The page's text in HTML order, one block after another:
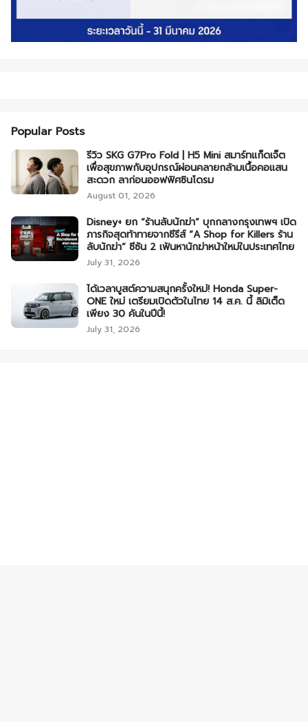
Popular Posts
รีวิว SKG G7Pro Fold | H5 Mini สมาร์ทแก็ดเจ็ต
เพื่อสุขภาพกับอุปกรณ์ผ่อนคลายกล้ามเนื้อคอแสน
สะดวก ลาก่อนออฟฟิศซินโดรม
August 01, 2026
Disney+ ยก “ร้านลับนักฆ่า” บุกกลางกรุงเทพฯ เปิด
ภารกิจสุดท้าทายจากซีรีส์ “A Shop for Killers ร้าน
ลับนักฆ่า” ซีซัน 2 เฟ้นหานักฆ่าหน้าใหม่ในประเทศไทย
July 31, 2026
ได้เวลาบูสต์ความสนุกครั้งใหม่! Honda Super-
ONE ใหม่ เตรียมเปิดตัวในไทย 14 ส.ค. นี้ ลิมิเต็ด
เพียง 30 คันในปีนี้!
July 31, 2026